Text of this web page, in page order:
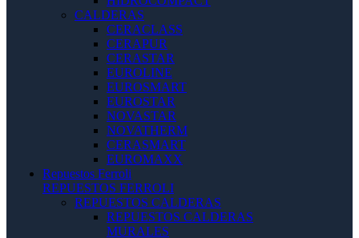
CALDERAS
CERACLASS
CERAPUR
CERASTAR
EUROLINE
EUROSMART
EUROSTAR
NOVASTAR
NOVATHERM
CERASMART
EUROMAXX
Repuestos Ferroli
REPUESTOS FERROLI
REPUESTOS CALDERAS
REPUESTOS CALDERAS
MURALES